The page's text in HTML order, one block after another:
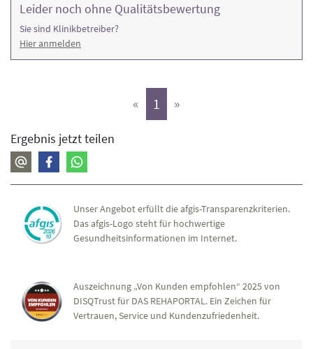
Leider noch ohne Qualitätsbewertung
Sie sind Klinikbetreiber?
Hier anmelden
« 1 (aktiv)
»
Ergebnis jetzt teilen
Unser Angebot erfüllt die afgis-Transparenzkriterien.
Das afgis-Logo steht für hochwertige
Gesundheitsinformationen im Internet.
Auszeichnung „Von Kunden empfohlen“ 2025 von
DISQTrust für DAS REHAPORTAL. Ein Zeichen für
Vertrauen, Service und Kundenzufriedenheit.